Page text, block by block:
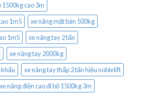
1500kg cao 3m
1m5
xe nâng mặt bàn 500kg
1m5
xe nâng tay 2 tấn
xe nâng tay 2000kg
xe nâng tay thấp 2 tấn hiệu noblelift
xe nâng điện cao đi bộ 1500kg 3m